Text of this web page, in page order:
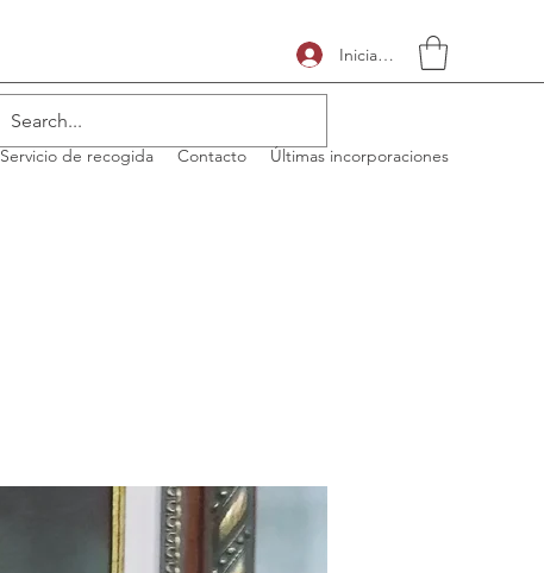
Iniciar sesión
Servicio de recogida Contacto Últimas incorporaciones